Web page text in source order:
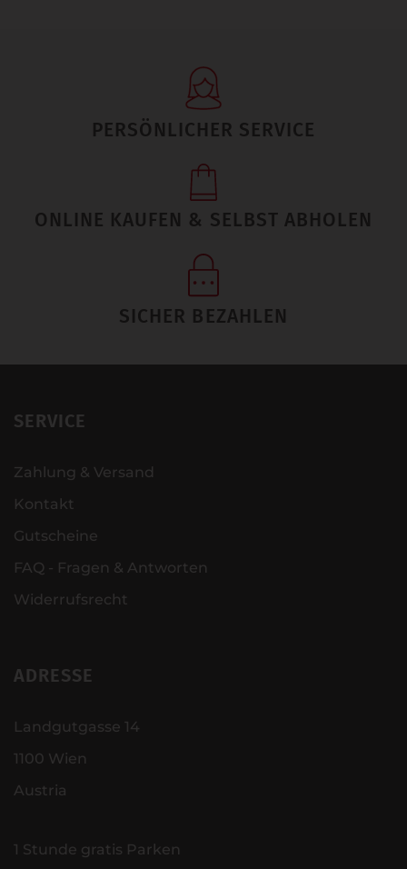
PERSÖNLICHER SERVICE
ONLINE KAUFEN & SELBST ABHOLEN
SICHER BEZAHLEN
SERVICE
Zahlung & Versand
Kontakt
Gutscheine
FAQ - Fragen & Antworten
Widerrufsrecht
ADRESSE
Landgutgasse 14
1100 Wien
Austria
1 Stunde gratis Parken